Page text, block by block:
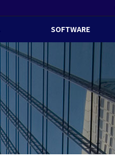
SOFTWARE